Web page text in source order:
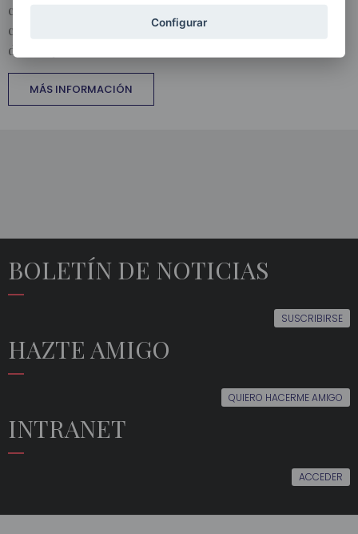
congresos y ha participado en innumerables galas de
carácter privado organizadas por empresas y entidades,
dentro y fuera del País Vasco.
MÁS INFORMACIÓN
BOLETÍN DE NOTICIAS
SUSCRIBIRSE
HAZTE AMIGO
QUIERO HACERME AMIGO
INTRANET
ACCEDER
Configurar